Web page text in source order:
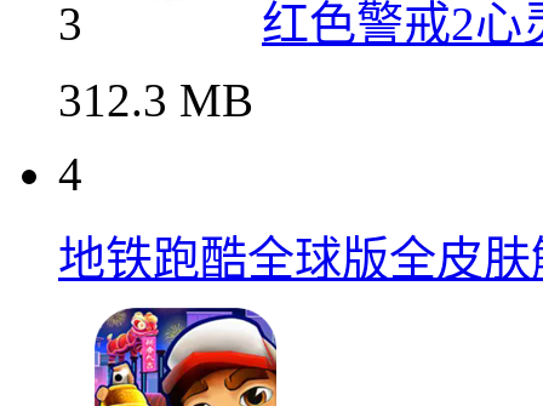
3
红色警戒2心
312.3 MB
4
地铁跑酷全球版全皮